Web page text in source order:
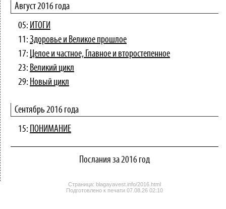
Август 2016 года
05: ИТОГИ
11: Здоровье и Великое прошлое
17: Целое и частное, Главное и второстепенное
23: Великий цикл
29: Новый цикл
Сентябрь 2016 года
15:
ПОНИМАНИЕ
Послания за 2016 год
Страница: blagayavest.info/2016.html
Подготовлено к печати 07.08.26 02:10